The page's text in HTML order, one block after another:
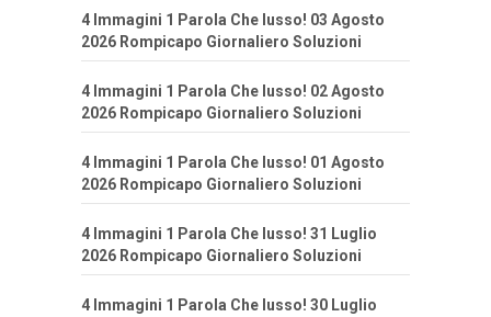
4 Immagini 1 Parola Che lusso! 03 Agosto
2026 Rompicapo Giornaliero Soluzioni
4 Immagini 1 Parola Che lusso! 02 Agosto
2026 Rompicapo Giornaliero Soluzioni
4 Immagini 1 Parola Che lusso! 01 Agosto
2026 Rompicapo Giornaliero Soluzioni
4 Immagini 1 Parola Che lusso! 31 Luglio
2026 Rompicapo Giornaliero Soluzioni
4 Immagini 1 Parola Che lusso! 30 Luglio